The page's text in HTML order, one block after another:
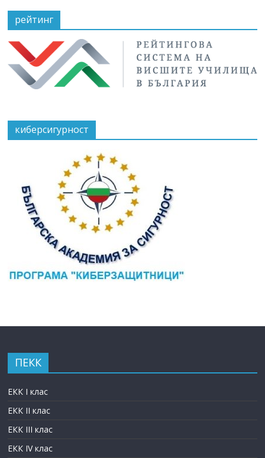
рейтинг
киберсигурност
ПЕКК
ЕКК I клас
ЕКК II клас
ЕКК III клас
ЕКК IV клас